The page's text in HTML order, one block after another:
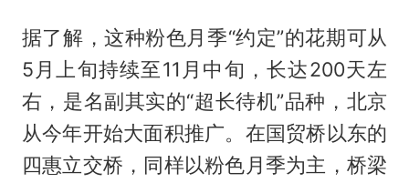
据了解，这种粉色月季“约定”的花期可从
5月上旬持续至11月中旬，长达200天左
右，是名副其实的“超长待机”品种，北京
从今年开始大面积推广。在国贸桥以东的
四惠立交桥，同样以粉色月季为主，桥梁